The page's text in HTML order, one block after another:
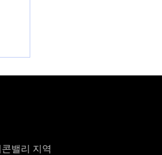
밸리 지역